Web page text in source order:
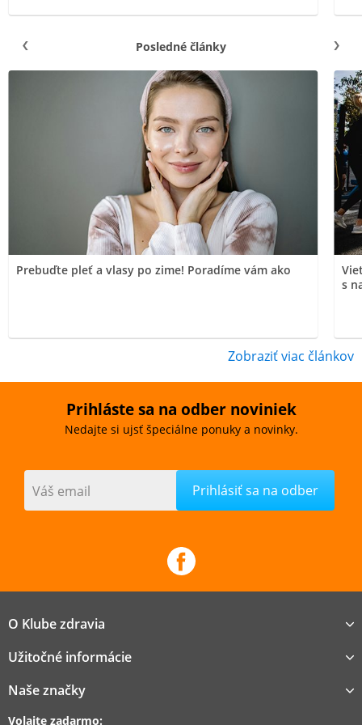
Beliema Effect PLUS
Liečba a prevencia vaginálnych infekcií.
Kúpiť
Zdravotnícky prostriedok
RECTOVENAL ACUTE
Vypredané
sú svrbenie, pálenie, mokvanie, podráždenie, bolesť alebo
pocit cudzieho telesa v konečníku.
€3,99
Kúpiť
Zdravotnícky prostriedok
Výživový doplnok
Posledné články
Prebuďte pleť a vlasy po zime! Poradíme vám ako
s
Zobraziť viac článkov
Prihláste sa na odber noviniek
Nedajte si ujsť špeciálne ponuky a novinky.
Váš email
O Klube zdravia
Užitočné informácie
Naše značky
Volajte zadarmo: